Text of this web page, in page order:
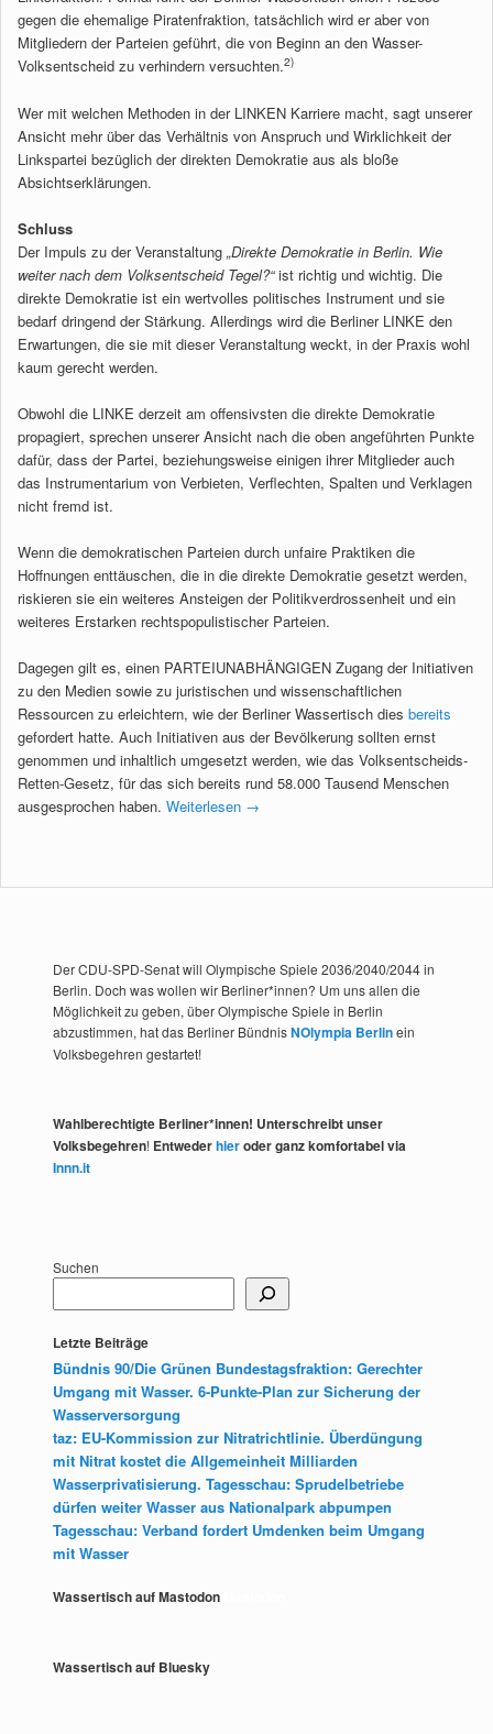
gegen die ehemalige Piratenfraktion, tatsächlich wird er aber von
Mitgliedern der Parteien geführt, die von Beginn an den Wasser-
Volksentscheid zu verhindern versuchten.2)
Wer mit welchen Methoden in der LINKEN Karriere macht, sagt unserer
Ansicht mehr über das Verhältnis von Anspruch und Wirklichkeit der
Linkspartei bezüglich der direkten Demokratie aus als bloße
Absichtserklärungen.
Schluss
Der Impuls zu der Veranstaltung „Direkte Demokratie in Berlin. Wie
weiter nach dem Volksentscheid Tegel?“ist richtig und wichtig. Die
direkte Demokratie ist ein wertvolles politisches Instrument und sie
bedarf dringend der Stärkung. Allerdings wird die Berliner LINKE den
Erwartungen, die sie mit dieser Veranstaltung weckt, in der Praxis wohl
kaum gerecht werden.
Obwohl die LINKE derzeit am offensivsten die direkte Demokratie
propagiert, sprechen unserer Ansicht nach die oben angeführten Punkte
dafür, dass der Partei, beziehungsweise einigen ihrer Mitglieder auch
das Instrumentarium von Verbieten, Verflechten, Spalten und Verklagen
nicht fremd ist.
Wenn die demokratischen Parteien durch unfaire Praktiken die
Hoffnungen enttäuschen, die in die direkte Demokratie gesetzt werden,
riskieren sie ein weiteres Ansteigen der Politikverdrossenheit und ein
weiteres Erstarken rechtspopulistischer Parteien.
Dagegen gilt es, einen PARTEIUNABHÄNGIGEN Zugang der Initiativen
zu den Medien sowie zu juristischen und wissenschaftlichen
Ressourcen zu erleichtern, wie der Berliner Wassertisch dies bereits
gefordert hatte. Auch Initiativen aus der Bevölkerung sollten ernst
genommen und inhaltlich umgesetzt werden, wie das Volksentscheids-
Retten-Gesetz, für das sich bereits rund 58.000 Tausend Menschen
ausgesprochen haben. Weiterlesen →
Der CDU-SPD-Senat will Olympische Spiele 2036/2040/2044 in
Berlin. Doch was wollen wir Berliner*innen? Um uns allen die
Möglichkeit zu geben, über Olympische Spiele in Berlin
abzustimmen, hat das Berliner BündnisNOlympia Berlinein
Volksbegehren gestartet!
Wahlberechtigte Berliner*innen! Unterschreibt unser
Volksbegehren! Entwederhieroder ganz komfortabel via
Innn.it
Suchen
Letzte Beiträge
Bündnis 90/Die Grünen Bundestagsfraktion: Gerechter
Umgang mit Wasser. 6-Punkte-Plan zur Sicherung der
Wasserversorgung
taz: EU-Kommission zur Nitratrichtlinie. Überdüngung
mit Nitrat kostet die Allgemeinheit Milliarden
Wasserprivatisierung. Tagesschau: Sprudelbetriebe
dürfen weiter Wasser aus Nationalpark abpumpen
Tagesschau: Verband fordert Umdenken beim Umgang
mit Wasser
Wassertisch auf Mastodon
Wassertisch auf Bluesky